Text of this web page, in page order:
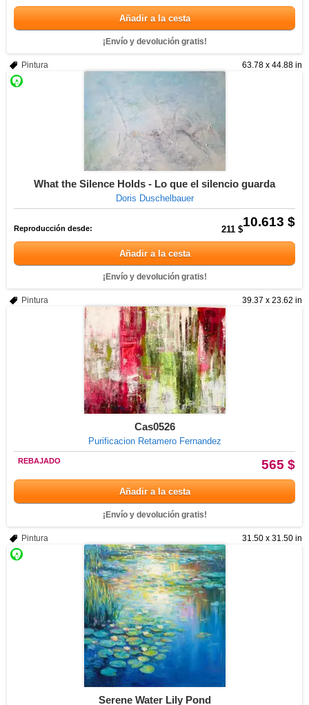
Añadir a la cesta
¡Envío y devolución gratis!
63.78 x 44.88 in
Pintura
What the Silence Holds - Lo que el silencio guarda
Doris Duschelbauer
10.613 $
Reproducción desde: 211 $
Añadir a la cesta
¡Envío y devolución gratis!
39.37 x 23.62 in
Pintura
Cas0526
Purificacion Retamero Fernandez
565 $
REBAJADO
Añadir a la cesta
¡Envío y devolución gratis!
31.50 x 31.50 in
Pintura
Serene Water Lily Pond